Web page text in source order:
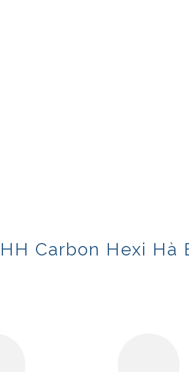
Carbon Hexi Hà